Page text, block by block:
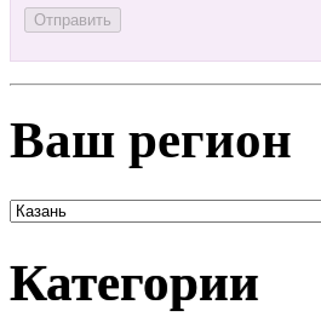
Ваш регион
Категории